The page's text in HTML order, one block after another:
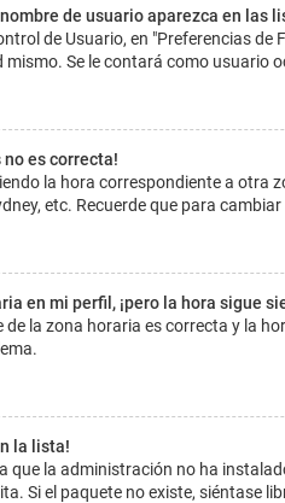
de usuario aparezca en las
de Usuario, en "Preferencias de
mismo. Se le contará como usuario
no es correcta!
la hora correspondiente a otra
etc. Recuerde que para
en mi perfil, ¡pero la hora sigue
de la zona horaria es correcta y la
la lista!
que la administración no ha
Si el paquete no existe, siéntase